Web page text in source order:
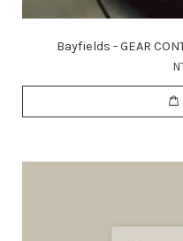
Bayfields - GEAR